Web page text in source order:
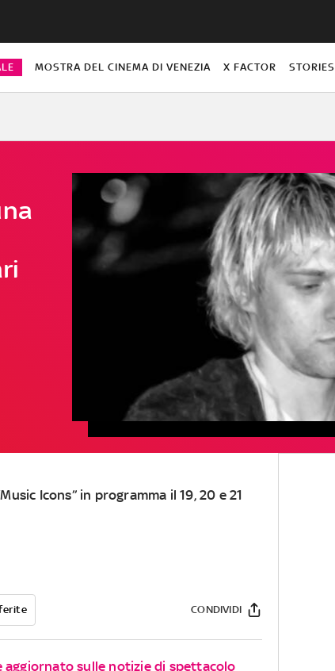
MOSTRA DEL CINEMA DI VENEZIA X FACTOR STORIES
Icons” in programma il 19, 20 e 21
CONDIVIDI
sulle notizie di spettacolo